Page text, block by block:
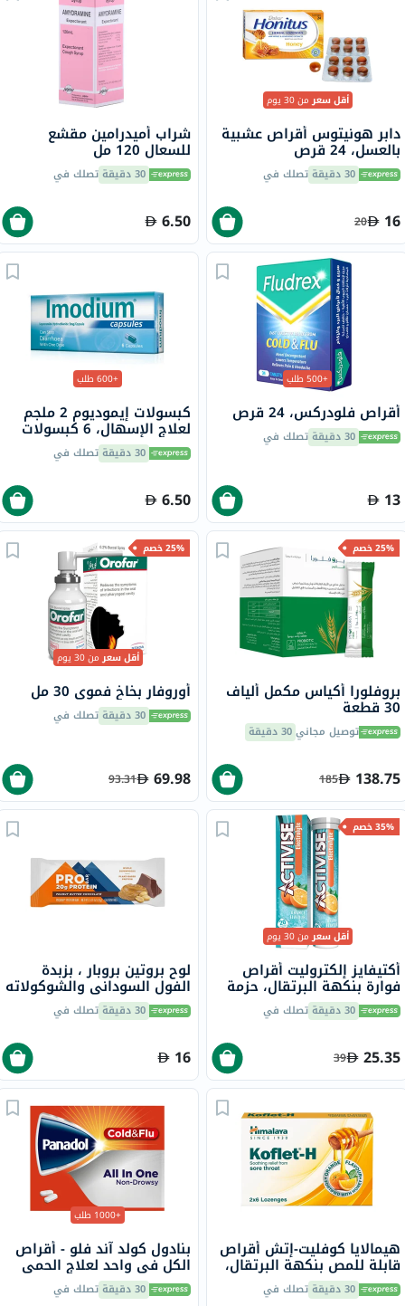
أقل سعرمن 30 يوم
دابر هونيتوس أقراص عشبية
بالعسل، 24 قرص
30 دقيقة تصلك في
16
20
شراب أميدرامين مقشع
للسعال 120 مل
30 دقيقة تصلك في
6.50
+500 طلب
أقراص فلودركس، 24 قرص
30 دقيقة تصلك في
13
+600 طلب
كبسولات إيموديوم 2 ملجم
لعلاج الإسهال، 6 كبسولات
30 دقيقة تصلك في
6.50
25% خصم
بروفلورا أكياس مكمل ألياف
30 قطعة
توصيل مجاني30 دقيقة
138.75
185
25% خصم
أقل سعرمن 30 يوم
أوروفار بخاخ فموي 30 مل
30 دقيقة تصلك في
69.98
93.31
35% خصم
أقل سعرمن 30 يوم
أكتيفايز إلكتروليت أقراص
فوارة بنكهة البرتقال، حزمة
من 20 30 دقيقة تصلك في
25.35
39
لوح بروتين بروبار ، بزبدة
الفول السوداني والشوكولاته
70 جرام 30 دقيقة تصلك في
16
هيمالايا كوفليت-إتش أقراص
قابلة للمص بنكهة البرتقال،
12 قرص 30 دقيقة تصلك في
+1000 طلب
بنادول كولد آند فلو - أقراص
الكل في واحد لعلاج الحمى
والبرد والإنفلونزا حزمة من 24
30 دقيقة تصلك في